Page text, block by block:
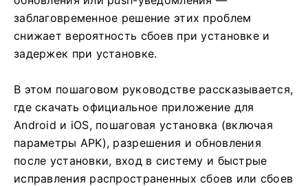
заблаговременное решение этих проблем
снижает вероятность сбоев при установке и
задержек при установке.
В этом пошаговом руководстве рассказывается,
где скачать официальное приложение для
Android и iOS, пошаговая установка (включая
параметры APK), разрешения и обновления
после установки, вход в систему и быстрые
исправления распространенных сбоев или сбоев